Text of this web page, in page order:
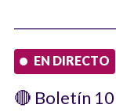
EN DIRECTO
🔴 Boletín 10